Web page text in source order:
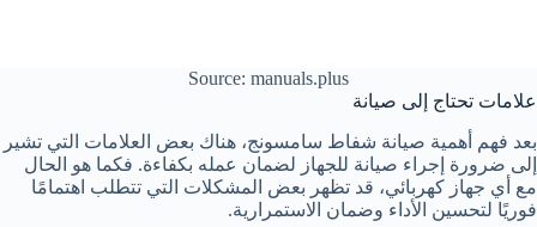
Source: manuals.plus
علامات تحتاج إلى صيانة
بعد فهم أهمية صيانة شفاط سامسونج، هناك بعض العلامات التي تشير
إلى ضرورة إجراء صيانة للجهاز لضمان عمله بكفاءة. فكما هو الحال
مع أي جهاز كهربائي، قد تظهر بعض المشكلات التي تتطلب اهتمامًا
فوريًا لتحسين الأداء وضمان الاستمرارية.